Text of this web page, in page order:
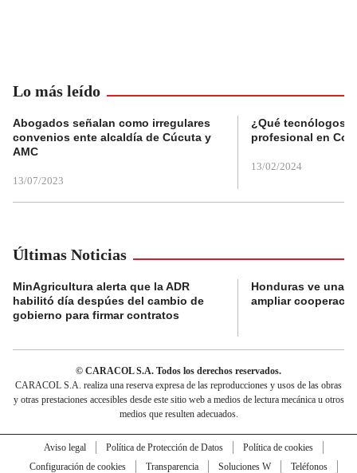
Lo más leído
Abogados señalan como irregulares
convenios ente alcaldía de Cúcuta y
AMC
13/07/2023
¿Qué tecnólogos
profesional en
13/02/2024
Últimas Noticias
MinAgricultura alerta que la ADR
habilitó día despúes del cambio de
gobierno para firmar contratos
Honduras ve una
ampliar
© CARACOL S.A. Todos los derechos reservados.
CARACOL S.A. realiza una reserva expresa de las reproducciones y usos de las obras
y otras prestaciones accesibles desde este sitio web a medios de lectura mecánica u otros
medios que resulten adecuados.
Aviso legal Política de Protección de Datos
Política de cookies
Configuración de cookies
Transparencia Soluciones W
Teléfonos